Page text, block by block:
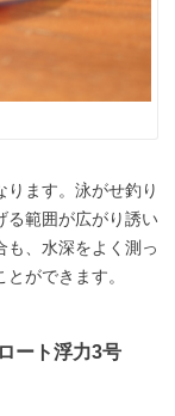
ます。泳がせ釣り
る範囲が広がり誘い
も、水深をよく測っ
ができます。
ート浮力3号